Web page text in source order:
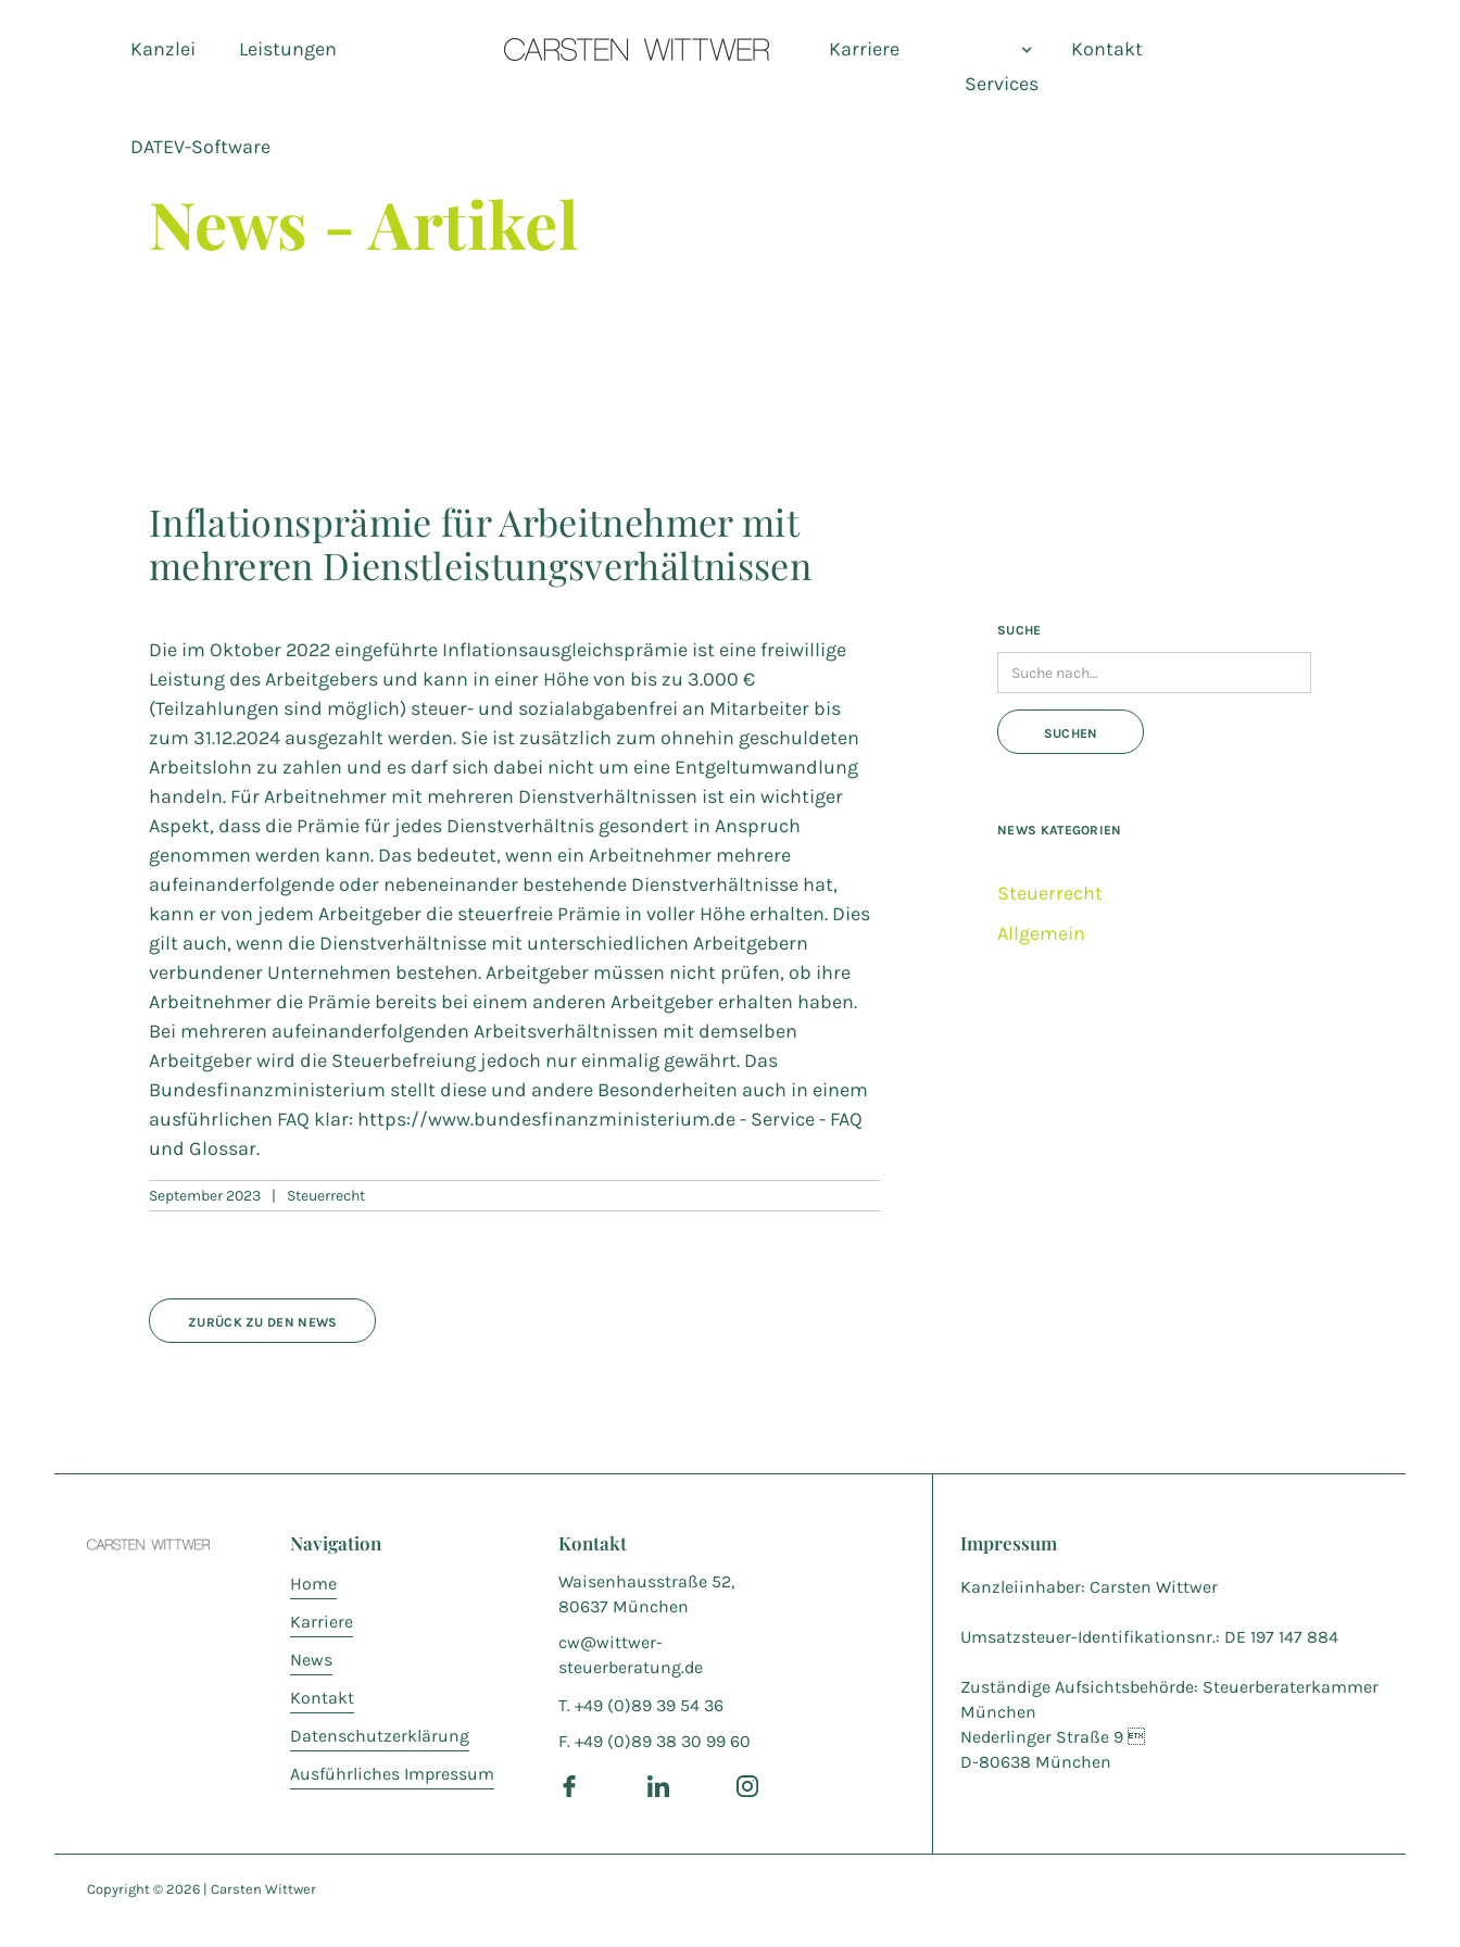
Kanzlei Leistungen
DATEV-Software
Karriere
Services
Kontakt
News - Artikel
Inflationsprämie für Arbeitnehmer mit
mehreren Dienstleistungsverhältnissen
Die im Oktober 2022 eingeführte Inflationsausgleichsprämie ist eine freiwillige
Leistung des Arbeitgebers und kann in einer Höhe von bis zu 3.000 €
(Teilzahlungen sind möglich) steuer- und sozialabgabenfrei an Mitarbeiter bis
zum 31.12.2024 ausgezahlt werden. Sie ist zusätzlich zum ohnehin geschuldeten
Arbeitslohn zu zahlen und es darf sich dabei nicht um eine Entgeltumwandlung
handeln. Für Arbeitnehmer mit mehreren Dienstverhältnissen ist ein wichtiger
Aspekt, dass die Prämie für jedes Dienstverhältnis gesondert in Anspruch
genommen werden kann. Das bedeutet, wenn ein Arbeitnehmer mehrere
aufeinanderfolgende oder nebeneinander bestehende Dienstverhältnisse hat,
kann er von jedem Arbeitgeber die steuerfreie Prämie in voller Höhe erhalten. Dies
gilt auch, wenn die Dienstverhältnisse mit unterschiedlichen Arbeitgebern
verbundener Unternehmen bestehen. Arbeitgeber müssen nicht prüfen, ob ihre
Arbeitnehmer die Prämie bereits bei einem anderen Arbeitgeber erhalten haben.
Bei mehreren aufeinanderfolgenden Arbeitsverhältnissen mit demselben
Arbeitgeber wird die Steuerbefreiung jedoch nur einmalig gewährt. Das
Bundesfinanzministerium stellt diese und andere Besonderheiten auch in einem
ausführlichen FAQ klar: https://www.bundesfinanzministerium.de - Service - FAQ
und Glossar.
September 2023 | Steuerrecht
SUCHE
NEWS KATEGORIEN
Steuerrecht
Allgemein
ZURÜCK ZU DEN NEWS
Navigation
Home
Karriere
News
Kontakt
Datenschutzerklärung
Ausführliches Impressum
Kontakt
Waisenhausstraße 52,
80637 München
cw@wittwer-
steuerberatung.de
T. +49 (0)89 39 54 36
F. +49 (0)89 38 30 99 60
Impressum
Kanzleiinhaber: Carsten Wittwer
Umsatzsteuer-Identifikationsnr.: DE 197 147 884
Zuständige Aufsichtsbehörde: Steuerberaterkammer
München
Nederlinger Straße 9 
D-80638 München
Copyright © 2026 | Carsten Wittwer